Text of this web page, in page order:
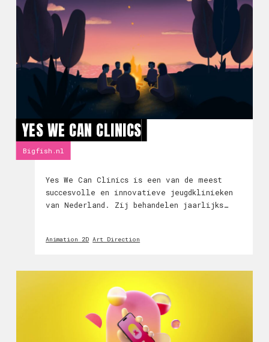
YES WE CAN CLINICS
Bigfish.nl
Yes We Can Clinics is een van de meest
succesvolle en innovatieve jeugdklinieken
van Nederland. Zij behandelen jaarlijks
is de kliniek hun laatste redmiddel.
Animation 2D Art Direction